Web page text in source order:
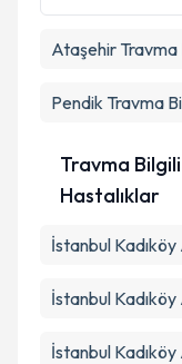
Ataşehir Travma
Pendik Travma
Travma
Hastalıklar
İstanbul
İstanbul Kadıköy
İstanbul Kadıköy